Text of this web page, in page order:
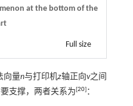
at the bottom of the
Full size
向量n与打印机z轴正向v之间
支撑，两者关系为[20]：